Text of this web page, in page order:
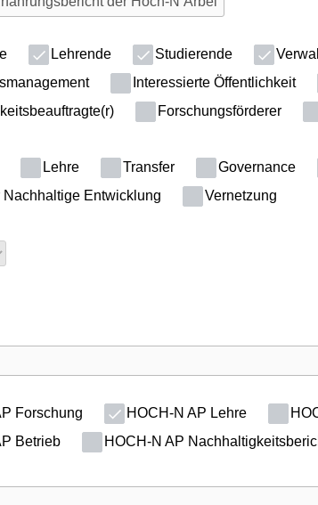
Lehrende Studierende
Interessierte Öffentlichkeit
Forschungsförderer
Lehre Transfer Governance
Nachhaltige Entwicklung
Vernetzung
Forschung
HOCH-N AP Lehre
Betrieb
HOCH-N AP